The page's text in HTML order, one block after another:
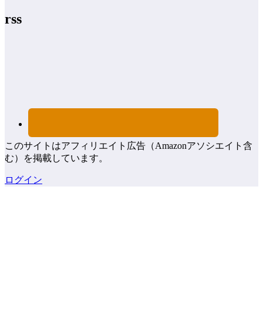
rss
このサイトはアフィリエイト広告（Amazonアソシエイト含
む）を掲載しています。
ログイン